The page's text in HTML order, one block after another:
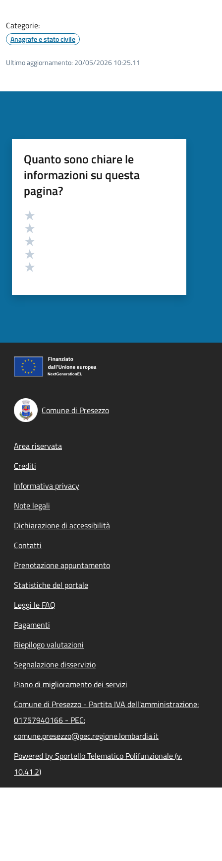
Categorie:
Anagrafe e stato civile
Ultimo aggiornamento: 20/05/2026 10:25.11
Quanto sono chiare le
informazioni su questa
pagina?
Valutazione
Comune di Presezzo
Footer menu
Area riservata
Crediti
Informativa privacy
Note legali
Dichiarazione di accessibilità
Contatti
Prenotazione appuntamento
Statistiche del portale
Leggi le FAQ
Pagamenti
Riepilogo valutazioni
Segnalazione disservizio
Piano di miglioramento dei servizi
Comune di Presezzo - Partita IVA dell'amministrazione:
01757940166 - PEC:
comune.presezzo@pec.regione.lombardia.it
Powered by Sportello Telematico Polifunzionale (v.
10.41.2)